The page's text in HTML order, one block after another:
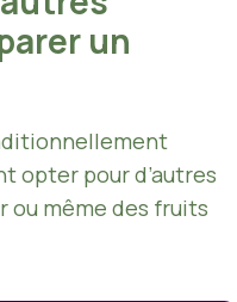
un
opter pour d’autres
ou même des fruits